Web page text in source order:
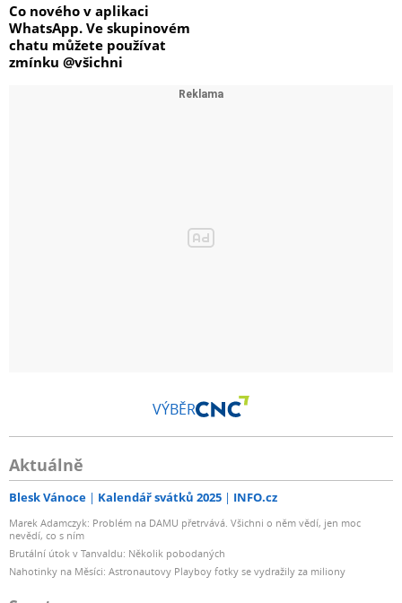
Co nového v aplikaci
WhatsApp. Ve skupinovém
chatu můžete používat
zmínku @všichni
VÝBĚR
Aktuálně
Blesk Vánoce Kalendář svátků 2025 INFO.cz
Marek Adamczyk: Problém na DAMU přetrvává. Všichni o něm vědí, jen moc
nevědí, co s ním
Brutální útok v Tanvaldu: Několik pobodaných
Nahotinky na Měsíci: Astronautovy Playboy fotky se vydražily za miliony